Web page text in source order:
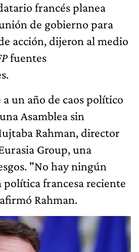
francés planea
de gobierno para
acción, dijeron al medio
fuentes
un año de caos político
Asamblea sin
Rahman, director
Group, una
"No hay ningún
política francesa reciente
Rahman.